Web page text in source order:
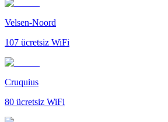
Velsen-Noord
107 ücretsiz WiFi
Cruquius
80 ücretsiz WiFi